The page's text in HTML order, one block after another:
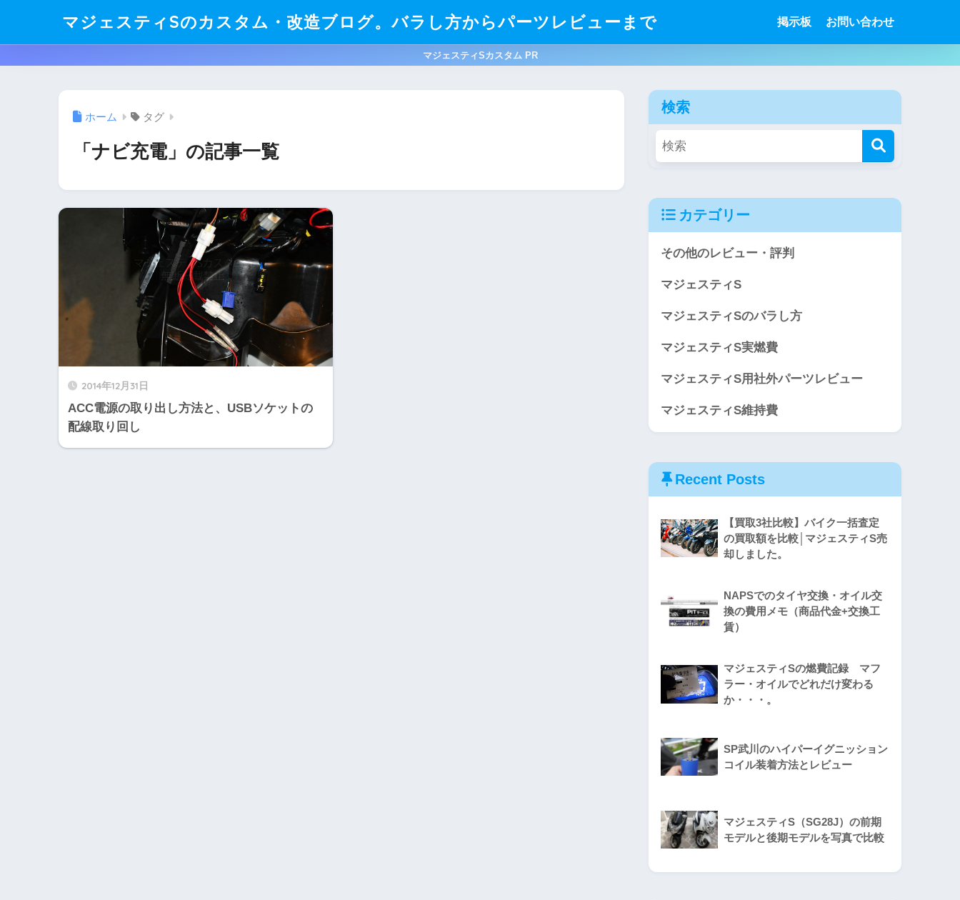
マジェスティSのカスタム・改造ブログ。バラし方からパーツレビューまで 掲示板 お問い合わせ
マジェスティSカスタム PR
ホーム タグ
「ナビ充電」の記事一覧
2014年12月31日
ACC電源の取り出し方法と、USBソケットの
配線取り回し
検索
カテゴリー
その他のレビュー・評判
マジェスティS
マジェスティSのバラし方
マジェスティS実燃費
マジェスティS用社外パーツレビュー
マジェスティS維持費
Recent Posts
【買取3社比較】バイク一括査定
の買取額を比較│マジェスティS売
却しました。
NAPSでのタイヤ交換・オイル交
換の費用メモ（商品代金+交換工
賃）
マジェスティSの燃費記録 マフ
ラー・オイルでどれだけ変わる
か・・・。
SP武川のハイパーイグニッション
コイル装着方法とレビュー
マジェスティS（SG28J）の前期
モデルと後期モデルを写真で比較